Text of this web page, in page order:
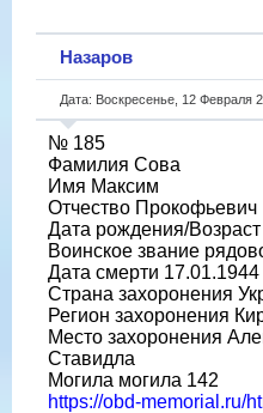
Назаров
Дата: Воскресенье, 12 Февраля
№ 185
Фамилия Сова
Имя Максим
Отчество Прокофьевич
Дата рождения/
Воинское звание
Дата смерти 17.01.1944
Страна захоронения
Регион захоронения
Место захоронения
Ставидла
Могила могила 142
https://obd-memorial.ru/